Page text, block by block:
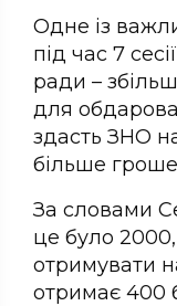
Одне із
під час 7
ради –
для
здасть ЗНО
більше
За словами
це було
отримувати
отримає 400